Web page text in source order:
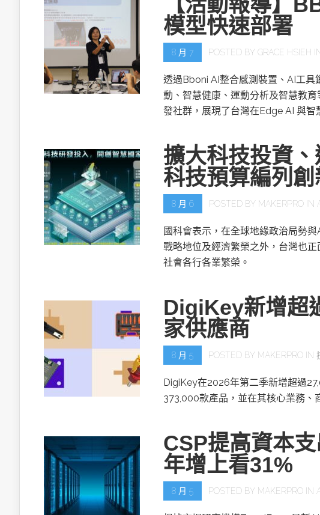
模型快速部署
8 月 7 POSTED BY GRACE HSIEH
透過Bboni AI整合感測裝置、AI工具
動、智慧健康、運動分析及智慧教
發社群，展現了台灣在Edge AI 與智
擴大科技投資
科技預算編列
8 月 6 POSTED BY MAKERPRO IN
國科會表示，在全球地緣政治局勢
戰略地位及經濟繁榮之外，台灣也
社會各行各業繁榮。
DigiKey新增超
家供應商
8 月 5 POSTED BY MAKERPRO IN
DigiKey在2026年第二季新增超過
373,000款產品，並在其核心業務、
CSP提高資本
年增上看31%
8 月 5 POSTED BY MAKERPRO IN